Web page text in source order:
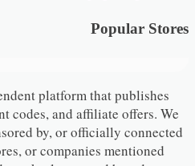
Popular Stores
platform that publishes
codes, and affiliate offers. We
by, or officially connected
or companies mentioned